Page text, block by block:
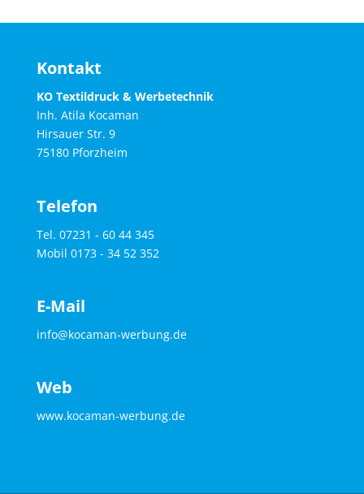
Kontakt
KO Textildruck & Werbetechnik
Inh. Atila Kocaman
Hirsauer Str. 9
75180 Pforzheim
Telefon
Tel. 07231 - 60 44 345
Mobil 0173 - 34 52 352
E-Mail
info@kocaman-werbung.de
Web
www.kocaman-werbung.de